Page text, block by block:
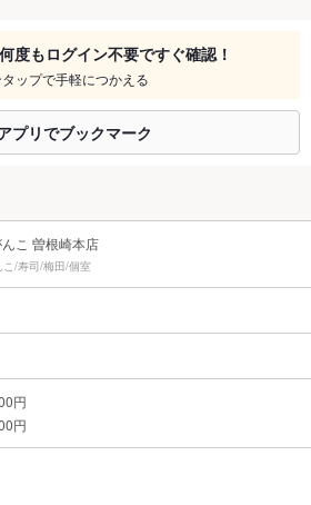
度もログイン不要ですぐ確認！
ップで手軽につかえる
プリでブックマーク
こ 曽根崎本店
/寿司/梅田/個室
円
円